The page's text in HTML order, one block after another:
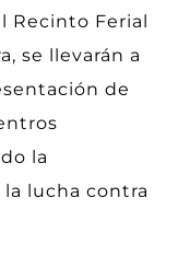
Recinto Ferial
se llevarán a
de
la
lucha contra